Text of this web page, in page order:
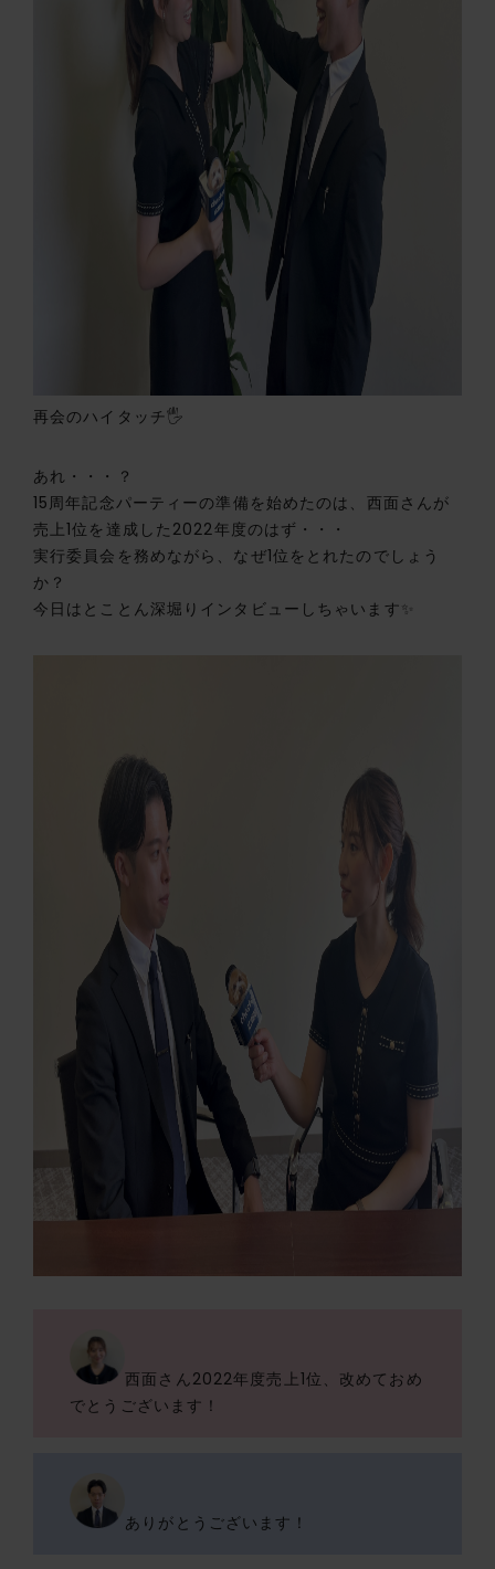
再会のハイタッチ🖐️
あれ・・・？
15周年記念パーティーの準備を始めたのは、西面さんが
売上1位を達成した2022年度のはず・・・
実行委員会を務めながら、なぜ1位をとれたのでしょう
か？
今日はとことん深堀りインタビューしちゃいます✨
西面さん2022年度売上1位、改めておめ
でとうございます！
ありがとうございます！